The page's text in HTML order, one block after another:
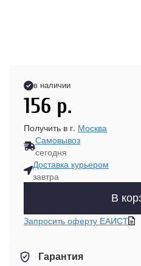
в наличии
156 р.
Получить в г. Москва
Самовывоз
сегодня
Доставка курьером
завтра
В
Запросить оферту ЕАИСТ
Гарантия